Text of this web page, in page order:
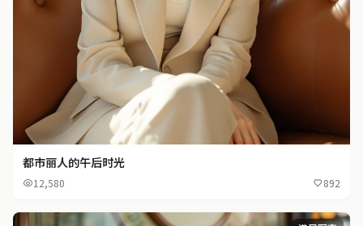
都市丽人的午后时光
12,580 892